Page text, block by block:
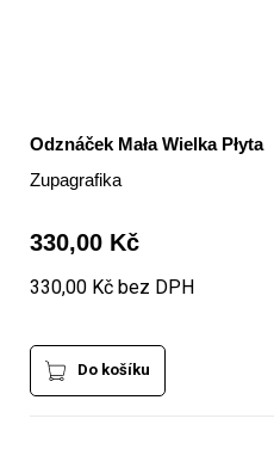
Odznáček Mała Wielka Płyta
Zupagrafika
330,00 Kč
330,00 Kč bez DPH
Do košíku